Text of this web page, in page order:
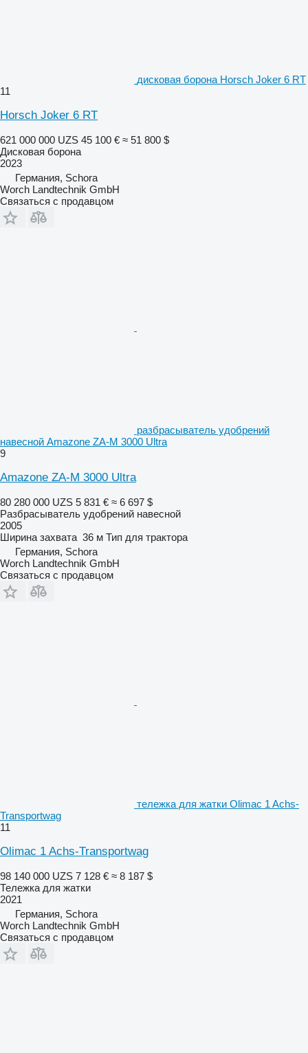
дисковая борона Horsch Joker 6 RT
11
Horsch Joker 6 RT
621 000 000 UZS 45 100 € ≈ 51 800 $
Дисковая борона
2023
Германия, Schora
Worch Landtechnik GmbH
Связаться с продавцом
разбрасыватель удобрений
навесной Amazone ZA-M 3000 Ultra
9
Amazone ZA-M 3000 Ultra
80 280 000 UZS 5 831 € ≈ 6 697 $
Разбрасыватель удобрений навесной
2005
Ширина захвата 36 м Тип для трактора
Германия, Schora
Worch Landtechnik GmbH
Связаться с продавцом
тележка для жатки Olimac 1 Achs-
Transportwag
11
Olimac 1 Achs-Transportwag
98 140 000 UZS 7 128 € ≈ 8 187 $
Тележка для жатки
2021
Германия, Schora
Worch Landtechnik GmbH
Связаться с продавцом